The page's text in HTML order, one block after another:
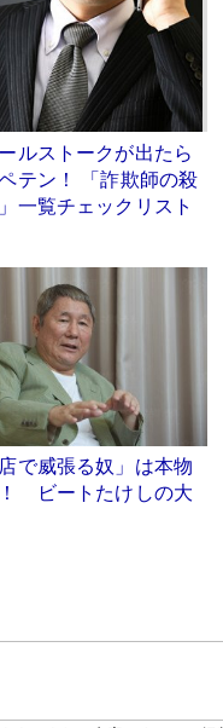
ルストークが出たら
テン！ 「詐欺師の殺
一覧チェックリスト
店で威張る奴」は本物
ビートたけしの大